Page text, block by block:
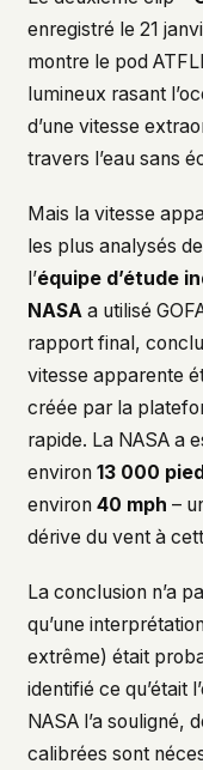
enregistré le 21
montre le pod
lumineux rasant
d’une vitesse
travers l’eau sans
Mais la vitesse
les plus analysés
l’équipe d’étude
NASA a utilisé
rapport final,
vitesse apparente
créée par la
rapide. La NASA a
environ 13 000
environ 40 mph –
dérive du vent à
La conclusion n’a
qu’une
extrême) était
identifié ce qu’était
NASA l’a souligné,
calibrées sont